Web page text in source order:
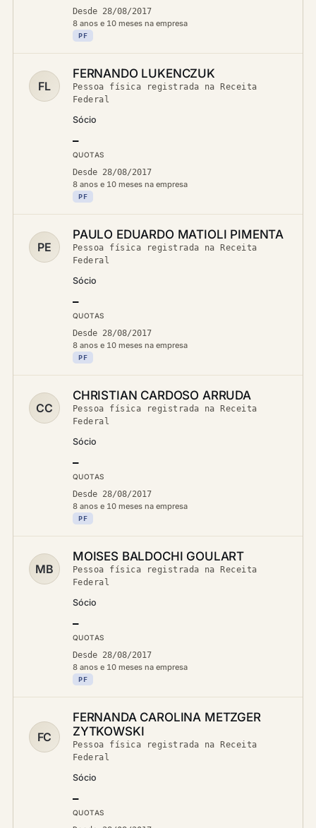
Desde 28/08/2017
8 anos e 10 meses na empresa
PF
FL
FERNANDO LUKENCZUK
Pessoa física registrada na Receita
Federal
Sócio
—
QUOTAS
Desde 28/08/2017
8 anos e 10 meses na empresa
PF
PE
PAULO EDUARDO MATIOLI PIMENTA
Pessoa física registrada na Receita
Federal
Sócio
—
QUOTAS
Desde 28/08/2017
8 anos e 10 meses na empresa
PF
CC
CHRISTIAN CARDOSO ARRUDA
Pessoa física registrada na Receita
Federal
Sócio
—
QUOTAS
Desde 28/08/2017
8 anos e 10 meses na empresa
PF
MB
MOISES BALDOCHI GOULART
Pessoa física registrada na Receita
Federal
Sócio
—
QUOTAS
Desde 28/08/2017
8 anos e 10 meses na empresa
PF
FC
FERNANDA CAROLINA METZGER
ZYTKOWSKI
Pessoa física registrada na Receita
Federal
Sócio
—
QUOTAS